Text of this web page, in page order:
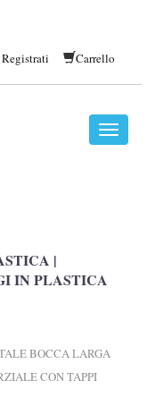
Registrati Carrello
|
IN PLASTICA
BOCCA LARGA
CON TAPPI